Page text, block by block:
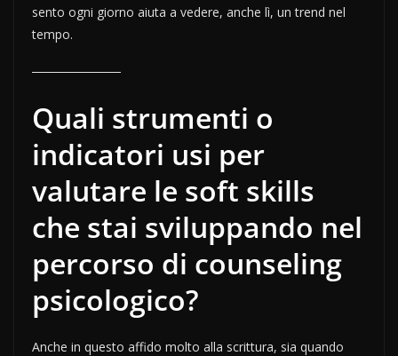
sento ogni giorno aiuta a vedere, anche lì, un trend nel
tempo.
Quali strumenti o
indicatori usi per
valutare le soft skills
che stai sviluppando nel
percorso di counseling
psicologico?
Anche in questo affido molto alla scrittura, sia quando